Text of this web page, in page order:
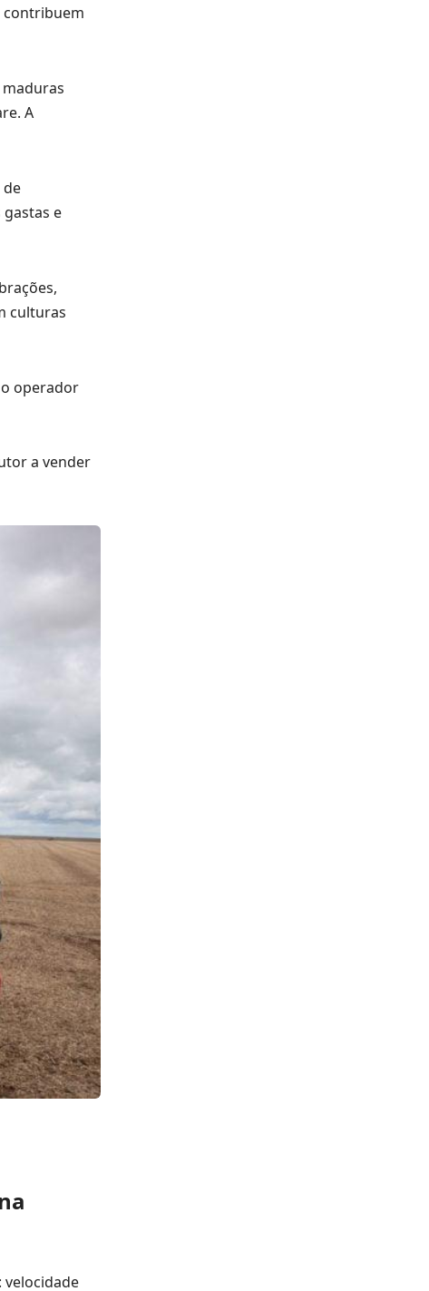
contribuem
A
de
e
culturas
operador
a vender
velocidade